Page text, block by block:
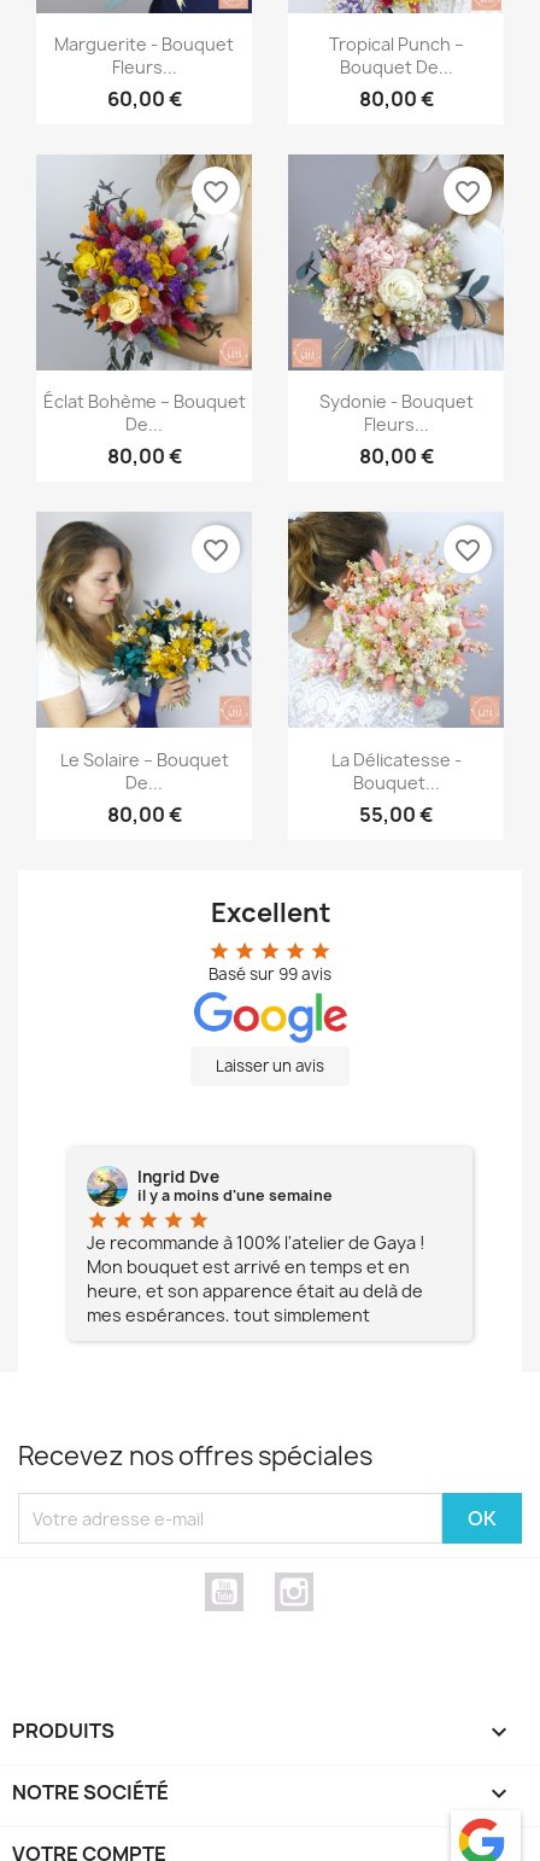
Aperçu rapide
Marguerite - Bouquet
Fleurs...
60,00 €
Aperçu rapide
Tropical Punch –
Bouquet De...
80,00 €
Aperçu rapide
Éclat Bohème – Bouquet
De...
80,00 €
favorite_border
Aperçu rapide
Sydonie - Bouquet
Fleurs...
80,00 €
favorite_border
Aperçu rapide
Le Solaire – Bouquet
De...
80,00 €
favorite_border
Aperçu rapide
La Délicatesse -
Bouquet...
55,00 €
favorite_border
Excellent
star star star star star
Basé sur 99avis
Laisser un avis
Ingrid Dve
il y a moins d'une semaine
star star star star star
Je recommande à 100% l'atelier de Gaya !
Mon bouquet est arrivé en temps et en
heure, et son apparence était au delà de
mes espérances, tout simplement
Recevez nos offres spéciales
YouTube
PRODUITS 
NOTRE SOCIÉTÉ 
VOTRE COMPTE 